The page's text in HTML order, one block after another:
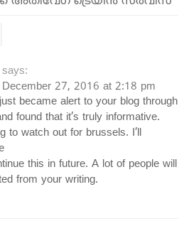
says:
December 27, 2016 at 2:18 pm
became alert to your blog through
found that it’s truly informative.
to watch out for brussels. I’ll
this in future. A lot of people will
from your writing.